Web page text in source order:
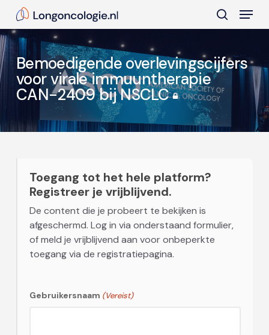
main
content
search
Menu
Bemoedigende overlevingscijfers
voor virale immuuntherapie
CAN-2409 bij NSCLC
Toegang tot het hele platform?
Registreer je vrijblijvend.
De content die je probeert te bekijken is
afgeschermd. Log in via onderstaand formulier,
of meld je vrijblijvend aan voor onbeperkte
toegang via de registratiepagina.
Gebruikersnaam (Vereist)